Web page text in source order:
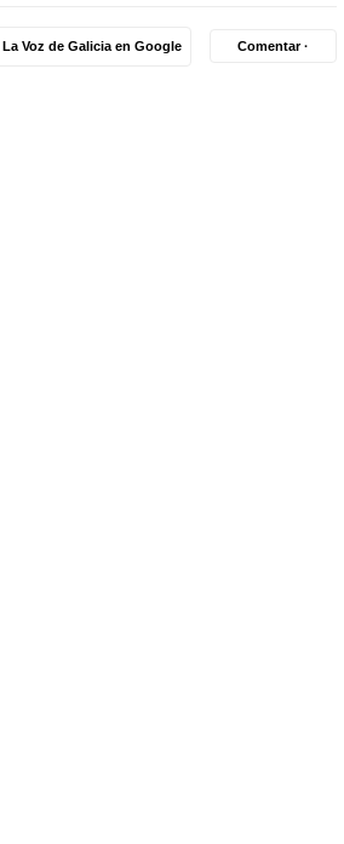
Voz de Galicia en Google Comentar ·